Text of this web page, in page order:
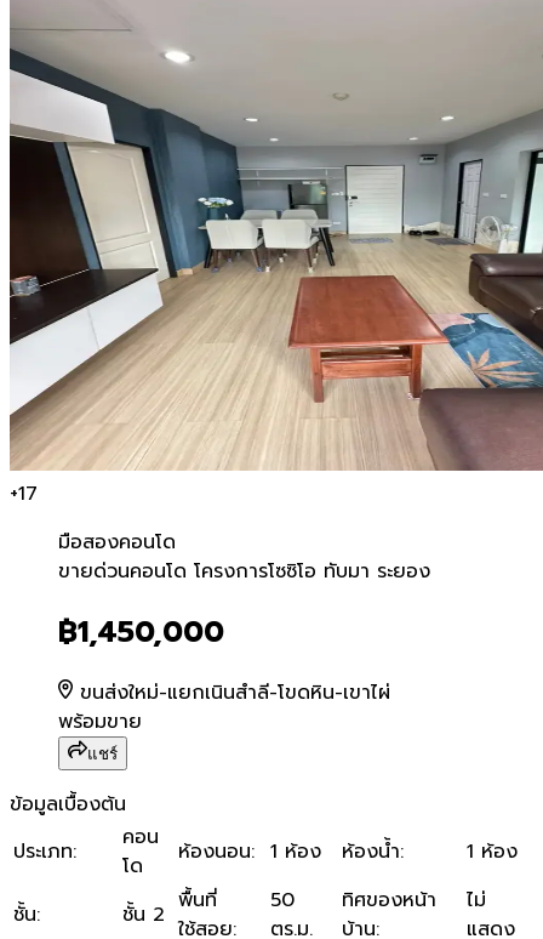
+17
มือสองคอนโด
ขายด่วนคอนโด โครงการโซ
ขายด่วนคอนโด โครงการโซซิโอ ทับมา ระยอง
฿1,450,000
ขนส่งใหม่-แยกเนินสำลี-โขดหิน-เขาไผ่
พร้อมขาย
แชร์
ข้อมูลเบื้องต้น
ประเภท:
คอน
โด
ห้องนอน: 1 ห้อง ห้องน้ำ: 1 ห้อง
ชั้น: ชั้น 2 พื้นที่
ใช้สอย:
50
ตร.ม.
ทิศของหน้า
บ้าน:
ไม่
แสดง